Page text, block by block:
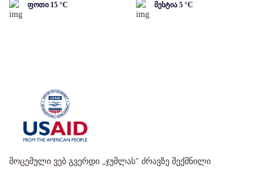
ფოთი 15 °C მესტია 5 °C
მოცემული ვებ გვერდი „ჯუმლას" ძრავზე შექმნილი